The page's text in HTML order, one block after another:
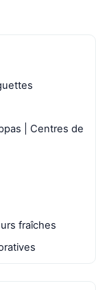
| Centres de
fraîches